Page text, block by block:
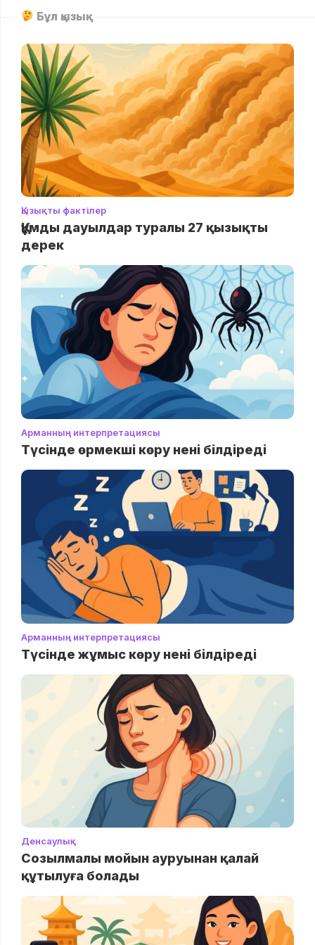
Бұл қызық
Қызықты фактілер
Құмды дауылдар туралы 27 қызықты
дерек
Арманның интерпретациясы
Түсінде өрмекші көру нені білдіреді
Арманның интерпретациясы
Түсінде жұмыс көру нені білдіреді
Денсаулық
Созылмалы мойын ауруынан қалай
құтылуға болады